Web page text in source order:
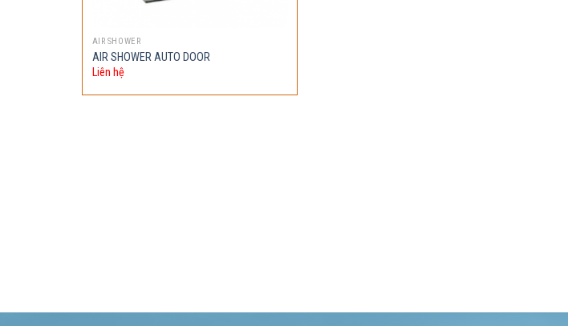
AIR SHOWER
AIR SHOWER AUTO DOOR
Liên hệ